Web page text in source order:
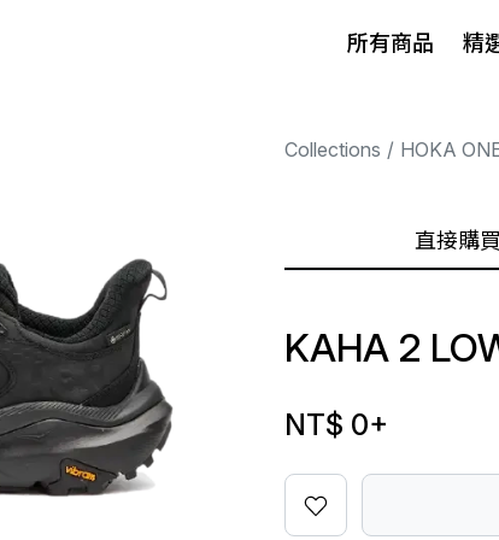
所有商品 精
Collections HOKA
直接購買
KAHA 2
NT$ 0+